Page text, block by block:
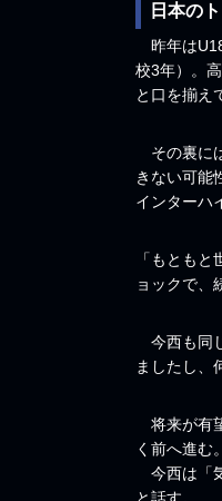
日本の
昨年は
校3年）。
と口を揃え
その裏に
きない可能
インターハ
「もとも
ョックで、
今西も同
ましたし、
将来が有
く前へ進む。
今西は「